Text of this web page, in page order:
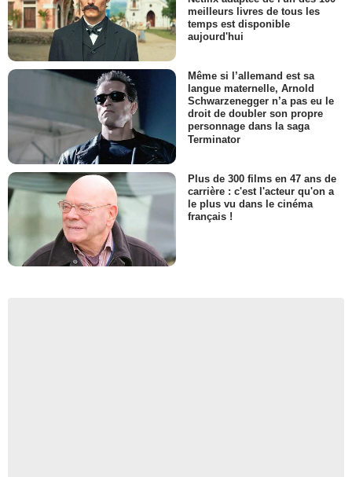
meilleurs livres de tous les
temps est disponible
aujourd'hui
Même si l’allemand est sa
langue maternelle, Arnold
Schwarzenegger n’a pas eu le
droit de doubler son propre
personnage dans la saga
Terminator
Plus de 300 films en 47 ans de
carrière : c'est l'acteur qu'on a
le plus vu dans le cinéma
français !